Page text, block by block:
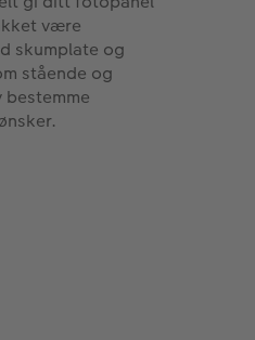
være
skumplate og
stående og